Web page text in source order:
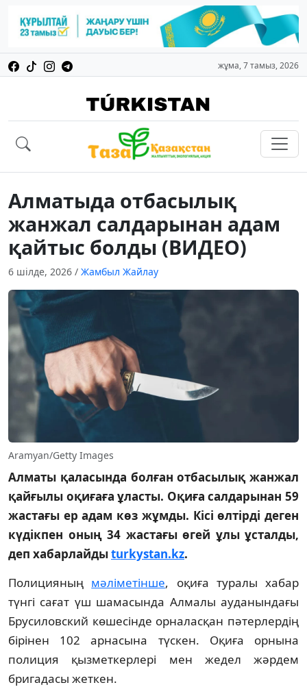
жұма, 7 тамыз, 2026
Алматыда отбасылық
жанжал салдарынан адам
қайтыс болды (ВИДЕО)
6 шілде, 2026 / Жамбыл Жайлау
Aramyan/Getty Images
Алматы қаласында болған отбасылық жанжал
қайғылы оқиғаға ұласты. Оқиға салдарынан 59
жастағы ер адам көз жұмды. Кісі өлтірді деген
күдікпен оның 34 жастағы өгей ұлы ұсталды,
деп хабарлайдыturkystan.kz.
Полицияның мәліметінше, оқиға туралы хабар
түнгі сағат үш шамасында Алмалы ауданындағы
Брусиловский көшесінде орналасқан пәтерлердің
бірінен 102 арнасына түскен. Оқиға орнына
полиция қызметкерлері мен жедел жәрдем
бригадасы жеткен.